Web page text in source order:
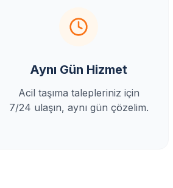
Aynı Gün Hizmet
Acil taşıma talepleriniz için
7/24 ulaşın, aynı gün çözelim.